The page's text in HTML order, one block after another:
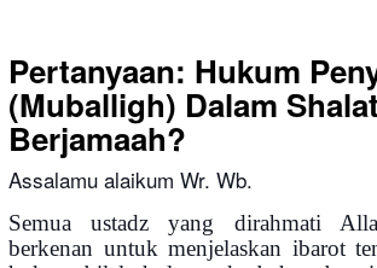
Pertanyaan: Hukum
(Muballigh) Dalam Shalat
Berjamaah?
Assalamu alaikum Wr. Wb.
Semua ustadz yang dirahmati
berkenan untuk menjelaskan ibarot